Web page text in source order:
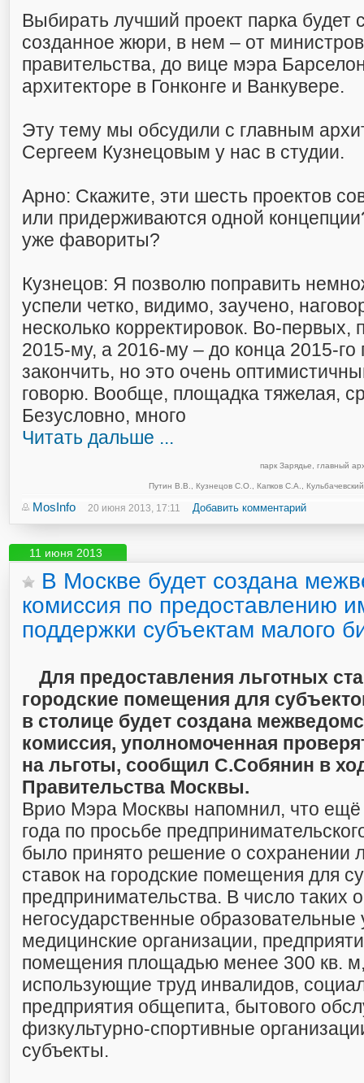
Выбирать лучший проект парка будет
созданное жюри, в нем – от
правительства, до вице мэра
архитекторе в Гонконге и Ванкувере.
Эту тему мы обсудили с главным
Сергеем Кузнецовым у нас в студии.
Арно: Скажите, эти шесть проектов
или придерживаются одной
уже фавориты?
Кузнецов: Я позволю поправить
успели четко, видимо, заучено,
несколько корректировок. Во-первых,
2015-му, а 2016-му – до конца 2015-го
закончить, но это очень
говорю. Вообще, площадка тяжелая,
Безусловно, много
Читать дальше ...
парк Зарядье главный
Путин В.В. Кузнецов С.О. Капков С.А.
MosInfo 20 июня 2013, 17:11 Добавить комментарий
11 июня 2013
В Москве будет создана
комиссия по предоставлению
поддержки субъектам малого
Для предоставления льготных
городские помещения для
в столице будет создана
комиссия, уполномоченная
на льготы, сообщил С.Собянин в
Правительства Москвы.
Врио Мэра Москвы напомнил, что ещё
года по просьбе
было принято решение о сохранении
ставок на городские помещения для
предпринимательства. В число таких
негосударственные образовательные
медицинские организации,
помещения площадью менее 300 кв.
использующие труд инвалидов,
предприятия общепита, бытового
физкультурно-спортивные
субъекты.